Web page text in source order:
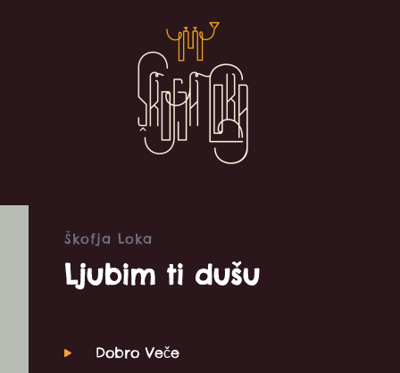
Škofja Loka
Ljubim ti dušu
Dobro Veče